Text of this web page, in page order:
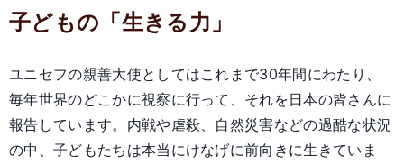
子どもの「生きる力」
ユニセフの親善大使としてはこれまで30年間にわたり、
毎年世界のどこかに視察に行って、それを日本の皆さんに
報告しています。内戦や虐殺、自然災害などの過酷な状況
の中、子どもたちは本当にけなげに前向きに生きていま